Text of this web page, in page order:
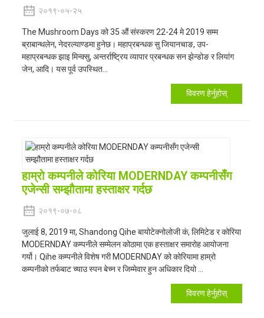
२०१९-०५-२५
The Mushroom Days को 35 औं संस्करण 22-24 मे 2019 सम्म
ब्राबान्थलेन, नेदरल्याण्डमा हुनेछ। महाप्रबन्धक सु जियानचाङ, उप-
महाप्रबन्धक झाइ मिन्क्सु, अन्तर्राष्ट्रिय व्यापार प्रबन्धक सन झेन्डोङ र लियांग
जेन, आदि। यस पूर्व उपस्थित...
विवरण हेर्नुहोस्
हाम्रो कम्पनीले कोरिया MODERNDAY कम्पनीसँग
एजेन्सी सम्झौतामा हस्ताक्षर गर्दछ
२०१९-०७-०८
जुलाई 8, 2019 मा, Shandong Qihe बायोटेक्नोलोजी कं, लिमिटेड र कोरिया
MODERNDAY कम्पनीले सम्मेलन कोठामा एक हस्ताक्षर समारोह आयोजना
गर्यो। Qihe कम्पनीले विशेष गरी MODERNDAY को कोरियामा हाम्रो
कम्पनीको तर्फबाट च्याउ स्पन बेच्न र जिम्मेवार हुन अधिकार दियो ...
विवरण हेर्नुहोस्